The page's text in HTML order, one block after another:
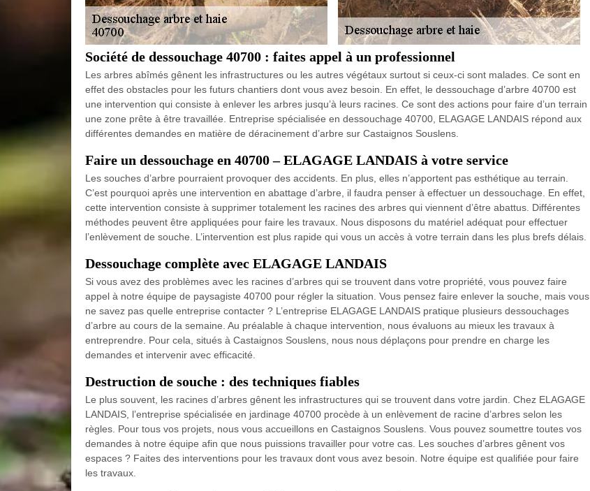
Société de dessouchage 40700 : faites appel à un professionnel
Les arbres abîmés gênent les infrastructures ou les autres végétaux surtout si ceux-ci sont malades. Ce sont en
effet des obstacles pour les futurs chantiers dont vous avez besoin. En effet, le dessouchage d’arbre 40700 est
une intervention qui consiste à enlever les arbres jusqu’à leurs racines. Ce sont des actions pour faire d’un terrain
une zone prête à être travaillée. Entreprise spécialisée en dessouchage 40700, ELAGAGE LANDAIS répond aux
différentes demandes en matière de déracinement d’arbre sur Castaignos Souslens.
Faire un dessouchage en 40700 – ELAGAGE LANDAIS à votre service
Les souches d’arbre pourraient provoquer des accidents. En plus, elles n’apportent pas esthétique au terrain.
C’est pourquoi après une intervention en abattage d’arbre, il faudra penser à effectuer un dessouchage. En effet,
cette intervention consiste à supprimer totalement les racines des arbres qui viennent d’être abattus. Différentes
méthodes peuvent être appliquées pour faire les travaux. Nous disposons du matériel adéquat pour effectuer
l’enlèvement de souche. L’intervention est plus rapide qui vous un accès à votre terrain dans les plus brefs délais.
Dessouchage complète avec ELAGAGE LANDAIS
Si vous avez des problèmes avec les racines d’arbres qui se trouvent dans votre propriété, vous pouvez faire
appel à notre équipe de paysagiste 40700 pour régler la situation. Vous pensez faire enlever la souche, mais vous
ne savez pas quelle entreprise contacter ? L’entreprise ELAGAGE LANDAIS pratique plusieurs dessouchages
d’arbre au cours de la semaine. Au préalable à chaque intervention, nous évaluons au mieux les travaux à
entreprendre. Pour cela, situés à Castaignos Souslens, nous nous déplaçons pour prendre en charge les
demandes et intervenir avec efficacité.
Destruction de souche : des techniques fiables
Le plus souvent, les racines d’arbres gênent les infrastructures qui se trouvent dans votre jardin. Chez ELAGAGE
LANDAIS, l’entreprise spécialisée en jardinage 40700 procède à un enlèvement de racine d’arbres selon les
règles. Pour tous vos projets, nous vous accueillons en Castaignos Souslens. Vous pouvez soumettre toutes vos
demandes à notre équipe afin que nous puissions travailler pour votre cas. Les souches d’arbres gênent vos
espaces ? Faites des interventions pour les travaux dont vous avez besoin. Notre équipe est qualifiée pour faire
les travaux.